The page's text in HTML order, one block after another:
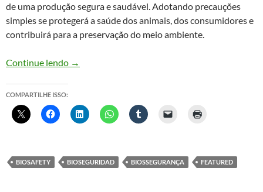
de uma produção segura e saudável. Adotando precauções
simples se protegerá a saúde dos animais, dos consumidores e
contribuirá para a preservação do meio ambiente.
Continue lendo Práticas simples de biossegurança protegem
→
COMPARTILHE ISSO:
BIOSAFETY BIOSEGURIDAD BIOSSEGURANÇA FEATURED